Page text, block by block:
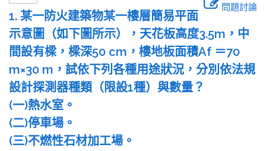
問題討論
1. 某一防火建築物某一樓層簡易平面
示意圖（如下圖所示），天花板高度3.5m，中
間設有樑，樑深50 cm，樓地板面積Af ＝70
m×30 m，試依下列各種用途狀況，分別依法規
設計探測器種類（限設1種）與數量？
(一)熱水室。
(二)停車場。
(三)不燃性石材加工場。